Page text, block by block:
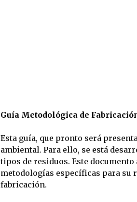
Guía Metodológica de
Esta guía, que pronto será
ambiental. Para ello, se está
tipos de residuos. Este
metodologías específicas para su
fabricación.